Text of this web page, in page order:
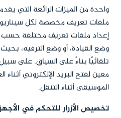
واحدة من الميزات الرائعة التي
ملفات تعريف مخصصة لكل
إعداد ملفات تعريف مختلفة حسب
وضع القيادة، أو وضع الترفيه،
تلقائيًا بناءً على السياق. على
معين لفتح البريد الإلكتروني
الموسيقى أثناء التنقل.
تخصيص الأزرار للتحكم في